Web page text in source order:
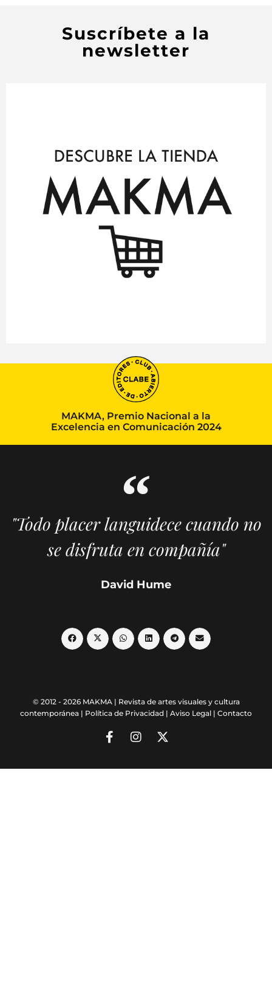
Suscríbete a la
newsletter
MAKMA, Premio Nacional a la
Excelencia en Comunicación 2024
"Todo placer languidece cuando no
se disfruta en compañía"
David Hume
© 2012 - 2026 MAKMA | Revista de artes visuales y cultura
contemporánea | Política de Privacidad | Aviso Legal | Contacto